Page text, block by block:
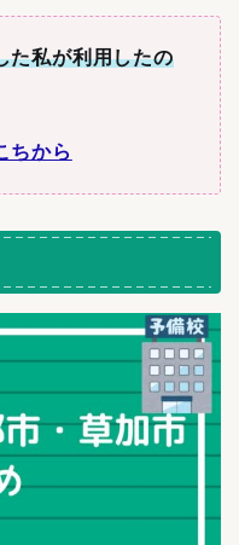
た私が利用したの
ちから